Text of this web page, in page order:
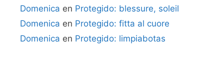
Domenica en Protegido: blessure, soleil
Domenica en Protegido: fitta al cuore
Domenica en Protegido: limpiabotas